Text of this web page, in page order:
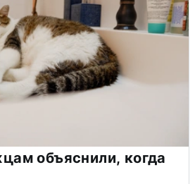
объяснили, когда